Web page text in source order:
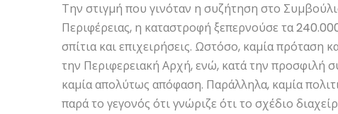
Την στιγμή που γινόταν η συζήτηση στο
Περιφέρειας, η καταστροφή ξεπερνούσε τα
σπίτια και επιχειρήσεις. Ωστόσο, καμία πρόταση
την Περιφερειακή Αρχή, ενώ, κατά την προσφιλή
καμία απολύτως απόφαση. Παράλληλα, καμία
παρά το γεγονός ότι γνώριζε ότι το σχέδιο